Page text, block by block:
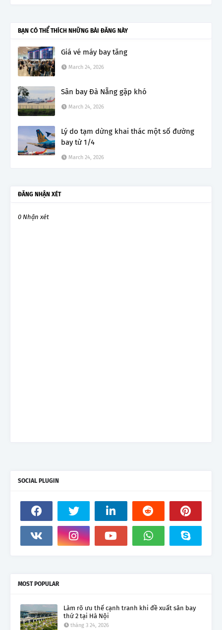
BẠN CÓ THỂ THÍCH NHỮNG BÀI ĐĂNG NÀY
Giá vé máy bay tăng
March 24, 2026
Sân bay Đà Nẵng gặp khó
March 24, 2026
Lý do tạm dừng khai thác một số đường
bay từ 1/4
March 24, 2026
ĐĂNG NHẬN XÉT
0 Nhận xét
SOCIAL PLUGIN
MOST POPULAR
Làm rõ ưu thế cạnh tranh khi đề xuất sân bay
thứ 2 tại Hà Nội
tháng 3 24, 2026